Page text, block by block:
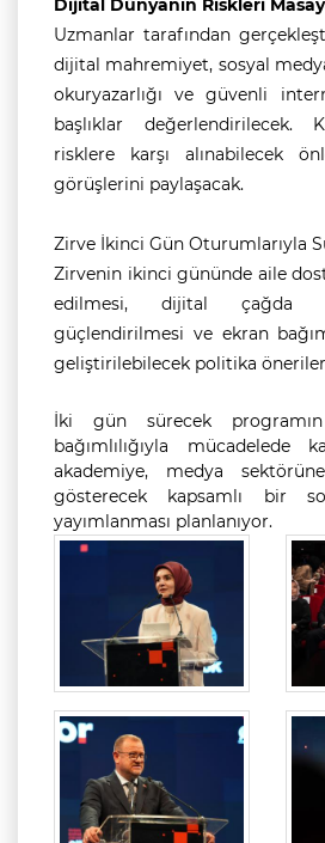
Dijital Dünyanın Riskleri
Uzmanlar tarafından
dijital mahremiyet, sosyal
okuryazarlığı ve güvenli
başlıklar değerlendirilecek.
risklere karşı alınabilecek
görüşlerini paylaşacak.
Zirve İkinci Gün Oturumlarıyla
Zirvenin ikinci gününde aile
edilmesi, dijital çağda
güçlendirilmesi ve ekran
geliştirilebilecek politika
İki gün sürecek
bağımlılığıyla mücadelede
akademiye, medya
gösterecek kapsamlı bir
yayımlanması planlanıyor.